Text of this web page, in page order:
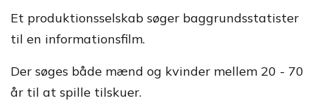
Et produktionsselskab søger baggrundsstatister
til en informationsfilm.
Der søges både mænd og kvinder mellem 20 - 70
år til at spille tilskuer.